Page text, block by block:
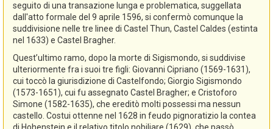
seguito di una transazione lunga e problematica, suggellata
dall'atto formale del 9 aprile 1596, si confermò comunque la
suddivisione nelle tre linee di Castel Thun, Castel Caldes (estinta
nel 1633) e Castel Bragher.
Quest’ultimo ramo, dopo la morte di Sigismondo, si suddivise
ulteriormente fra i suoi tre figli: Giovanni Cipriano (1569-1631),
cui toccò la giurisdizione di Castelfondo; Giorgio Sigismondo
(1573-1651), cui fu assegnato Castel Bragher; e Cristoforo
Simone (1582-1635), che ereditò molti possessi ma nessun
castello. Costui ottenne nel 1628 in feudo pignoratizio la contea